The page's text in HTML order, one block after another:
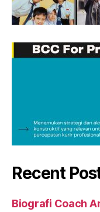
Recent
Biografi Coach